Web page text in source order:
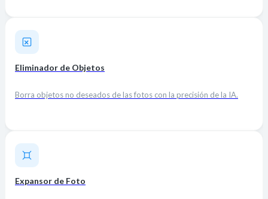
Eliminador de Objetos
Borra objetos no deseados de las fotos con la precisión de la IA.
Expansor de Foto